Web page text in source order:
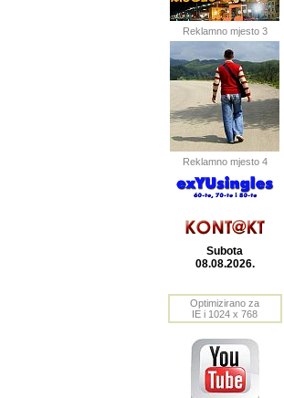
Reklamno mjesto 3
Reklamno mjesto 4
Subota
08.08.2026.
Optimizirano za
IE i 1024 x 768